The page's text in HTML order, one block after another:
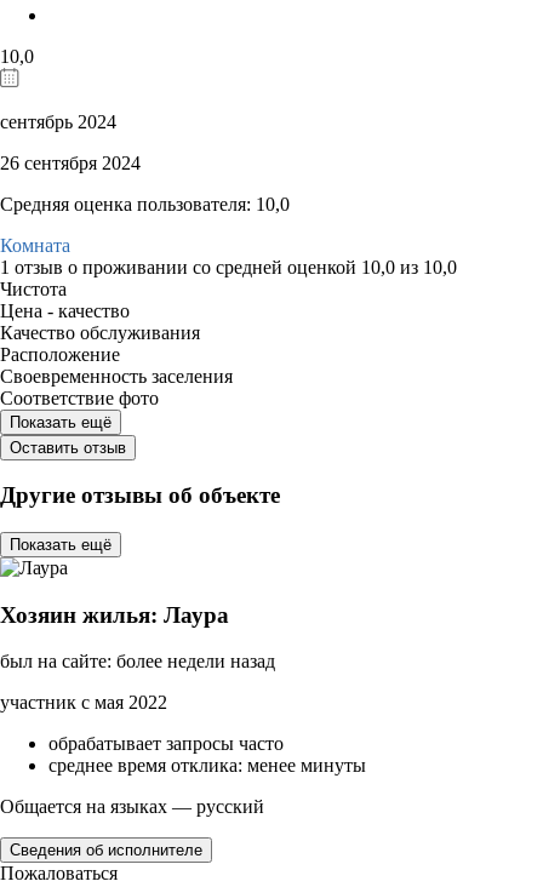
10,0
сентябрь 2024
26 сентября 2024
Средняя оценка пользователя: 10,0
Комната
1 отзыв о проживании со средней оценкой 10,0 из 10,0
Чистота
Цена - качество
Качество обслуживания
Расположение
Своевременность заселения
Соответствие фото
Показать ещё
Оставить отзыв
Другие отзывы об объекте
Показать ещё
Хозяин жилья: Лаура
был на сайте: более недели назад
участник с мая 2022
обрабатывает запросы часто
среднее время отклика: менее минуты
Общается на языках — русский
Сведения об исполнителе
Пожаловаться